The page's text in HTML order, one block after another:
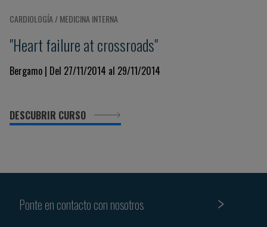
CARDIOLOGÍA / MEDICINA INTERNA
"Heart failure at crossroads"
Bergamo | Del 27/11/2014 al 29/11/2014
DESCUBRIR CURSO
Ponte en contacto con nosotros